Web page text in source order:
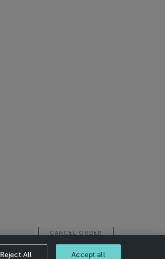
CANCEL ORDER
Reject All Accept all